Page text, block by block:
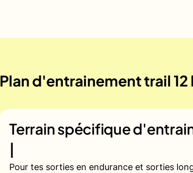
Plan d'entrainement trail
Terrain spécifique
Pour tes sorties en endurance et sorties